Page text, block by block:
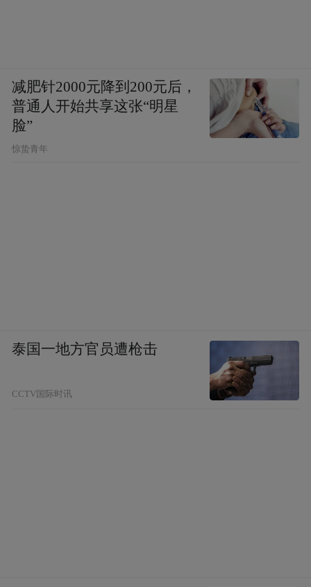
书画 拟朱耷《花鸟画》 25cm×60cm
减肥针2000元降到200元后，
普通人开始共享这张“明星
脸”
惊蛰青年
泰国一地方官员遭枪击
CCTV国际时讯